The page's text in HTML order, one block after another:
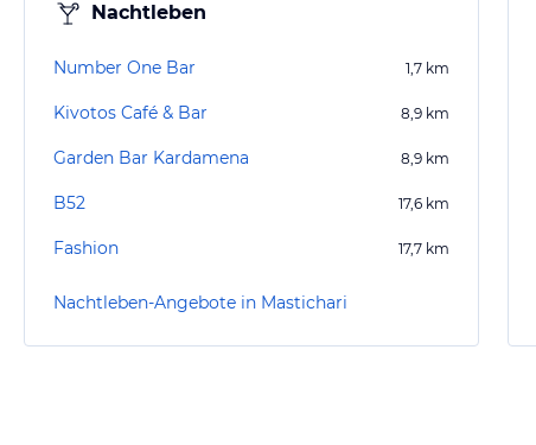
Nachtleben
Number One Bar 1,7 km
Kivotos Café & Bar 8,9 km
Garden Bar Kardamena 8,9 km
B52 17,6 km
Fashion 17,7 km
Nachtleben-Angebote in Mastichari